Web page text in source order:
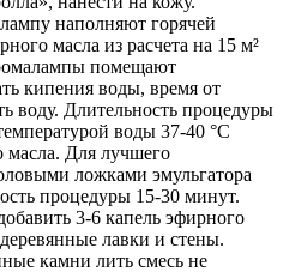
наполняют горячей
масла из расчета на 15 м²
помещают
кипения воды, время от
воду. Длительность процедуры
воды 37-40 °С
масла. Для лучшего
ложками эмульгатора
процедуры 15-30 минут.
3-6 капель эфирного
лавки и стены.
камни лить смесь не